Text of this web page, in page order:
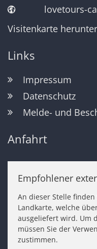
lovetours-
Visitenkarte
Links
Impressum
Datenschutz
Melde- und
Anfahrt
Empfohlener
An dieser Stelle
Landkarte, welche
ausgeliefert wird. Um
müssen Sie der
zustimmen.